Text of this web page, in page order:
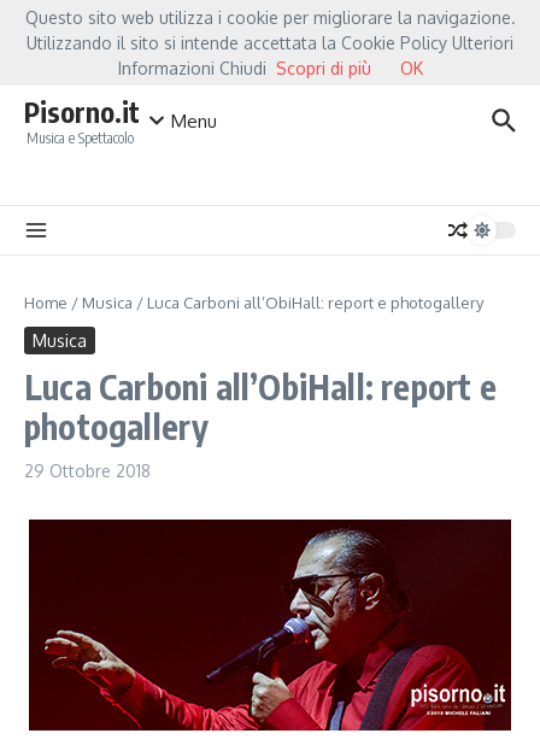
Salta al contenuto
Hot News
Fiorella Mannoia, a Capannori nasce “Anime Salve”: la data zero è un
Pisorno.it
Musica e Spettacolo
Menu
Home / Musica / Luca Carboni all’ObiHall: report e photogallery
Musica
Luca Carboni all’ObiHall: report e
photogallery
29 Ottobre 2018
Questo sito web utilizza i cookie per migliorare la navigazione.
Utilizzando il sito si intende accettata la Cookie Policy Ulteriori
Informazioni Chiudi Scopri di più OK